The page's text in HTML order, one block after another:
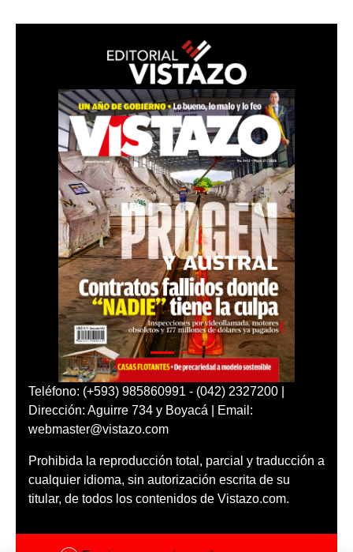
Teléfono: (+593) 985860991 - (042) 2327200 |
Dirección: Aguirre 734 y Boyacá | Email:
webmaster@vistazo.com
Prohibida la reproducción total, parcial y traducción a
cualquier idioma, sin autorización escrita de su
titular, de todos los contenidos de Vistazo.com.